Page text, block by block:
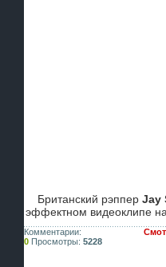
Британский рэппер Jay
эффектном видеоклипе
Комментарии:
0 Просмотры: 5228